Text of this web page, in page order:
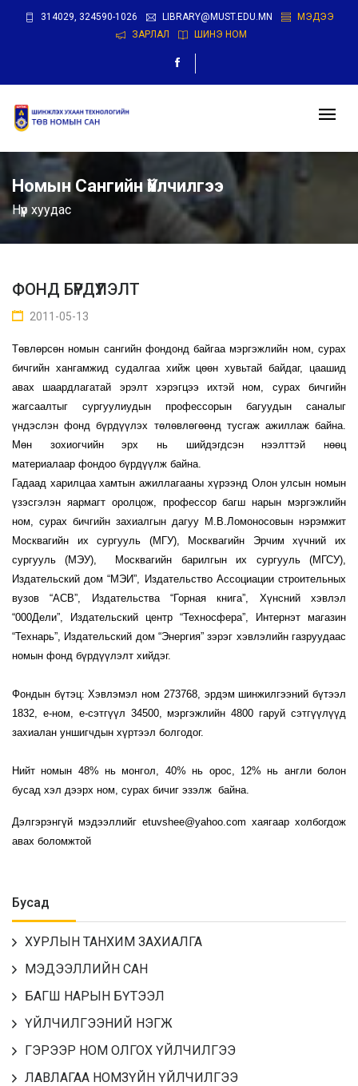
314029, 324590-1026 LIBRARY@MUST.EDU.MN
МЭДЭЭ
ЗАРЛАЛ
ШИНЭ НОМ
Номын Сангийн Үйлчилгээ
Нүүр хуудас
ФОНД БҮРДҮҮЛЭЛТ
2011-05-13
Төвлөрсөн номын сангийн фондонд байгаа мэргэжлийн ном, сурах
бичгийн хангамжид судалгаа хийж цөөн хувьтай байдаг, цаашид
авах шаардлагатай эрэлт хэрэгцээ ихтэй ном, сурах бичгийн
жагсаалтыг сургуулиудын профессорын багуудын саналыг
үндэслэн фонд бүрдүүлэх төлөвлөгөөнд тусгаж ажиллаж байна.
Мөн зохиогчийн эрх нь шийдэгдсэн нээлттэй нөөц
материалаар фондоо бүрдүүлж байна.
Гадаад харилцаа хамтын ажиллагааны хүрээнд Олон улсын номын
үзэсгэлэн яармагт оролцож, профессор багш нарын мэргэжлийн
ном, сурах бичгийн захиалгын дагуу М.В.Ломоносовын нэрэмжит
Москвагийн их сургууль (МГУ), Москвагийн Эрчим хүчний их
сургууль (МЭУ), Москвагийн барилгын их сургууль (МГСУ),
Издательский дом “МЭИ”, Издательство Ассоциации строительных
вузов “АСВ”, Издательства “Горная книга”, Хүнсний хэвлэл
“000Дели”, Издательский центр “Техносфера”, Интернэт магазин
“Технарь”, Издательский дом “Энергия” зэрэг хэвлэлийн газруудаас
номын фонд бүрдүүлэлт хийдэг.
Фондын бүтэц: Хэвлэмэл ном 273768, эрдэм шинжилгээний бүтээл
1832, е-ном, е-сэтгүүл 34500, мэргэжлийн 4800 гаруй сэтгүүлүүд
захиалан уншигчдын хүртээл болгодог.
Нийт номын 48% нь монгол, 40% нь орос, 12% нь англи болон
бусад хэл дээрх ном, сурах бичиг эзэлж байна.
Дэлгэрэнгүй мэдээллийг etuvshee@yahoo.com хаягаар холбогдож
авах боломжтой
Бусад
ХУРЛЫН ТАНХИМ ЗАХИАЛГА
МЭДЭЭЛЛИЙН САН
БАГШ НАРЫН БҮТЭЭЛ
ҮЙЛЧИЛГЭЭНИЙ НЭГЖ
ГЭРЭЭР НОМ ОЛГОХ ҮЙЛЧИЛГЭЭ
ЛАВЛАГАА НОМЗҮЙН ҮЙЛЧИЛГЭЭ